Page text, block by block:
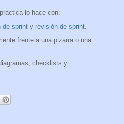
lo hace con:
de sprinty revisión de sprint.
frente a una pizarra o una
checklists y